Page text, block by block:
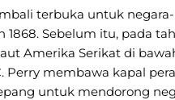
terbuka untuk
1868. Sebelum itu, pada
Amerika Serikat di
Perry membawa kapal
untuk mendorong